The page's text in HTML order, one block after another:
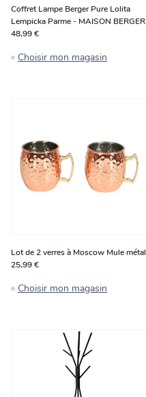
Coffret Lampe Berger Pure Lolita
Lempicka Parme - MAISON BERGER
48,99 €
Choisir mon magasin
Lot de 2 verres à Moscow Mule métal
25,99 €
Choisir mon magasin